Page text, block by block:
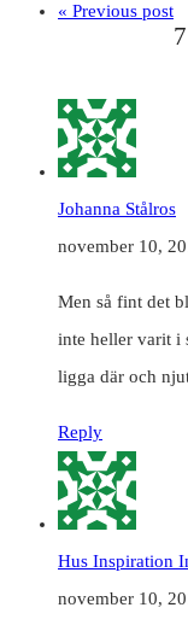
« Previous post
Johanna Stålros
november 10,
Men så fint det
inte heller varit i
ligga där och
Reply
Hus Inspiration
november 10,